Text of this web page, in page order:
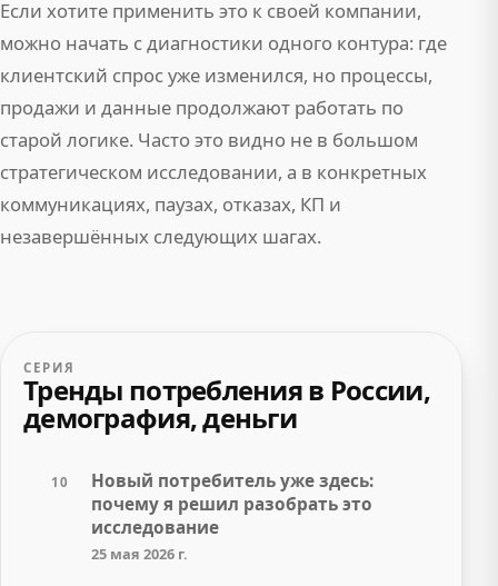
Если хотите применить это к своей компании,
можно начать с диагностики одного контура: где
клиентский спрос уже изменился, но процессы,
продажи и данные продолжают работать по
старой логике. Часто это видно не в большом
стратегическом исследовании, а в конкретных
коммуникациях, паузах, отказах, КП и
незавершённых следующих шагах.
СЕРИЯ
Тренды потребления в России,
демография, деньги
10
Новый потребитель уже здесь:
почему я решил разобрать это
исследование
25 мая 2026 г.